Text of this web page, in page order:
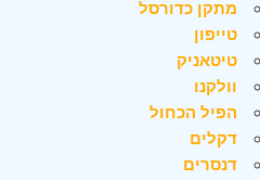
מתקן כדורסל
טייפון
טיטאניק
וולקנו
הפיל הכחול
דקלים
דנסרים